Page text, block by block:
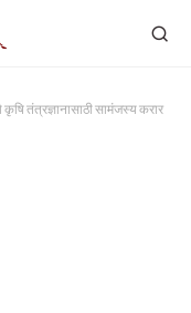
कृषि तंत्रज्ञानासाठी सामंजस्य करार